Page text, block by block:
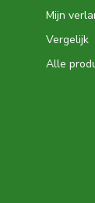
Mijn
Vergelijk
Alle